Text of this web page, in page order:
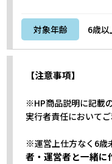
対象年齢 6歳以
【注意事項】
※HP商品説明に記載
実行者責任においてご
※運営上仕方なく6歳
者・運営者と一緒に